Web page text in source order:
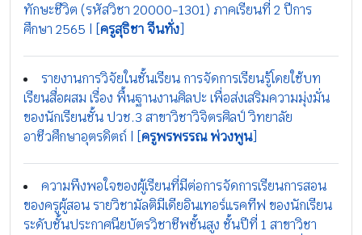
ทักษะชีวิต (รหัสวิชา 20000-1301) ภาคเรียนที่ 2 ปีการ
ศึกษา 2565 | [ ครูสุธิชา จีนทั่ง
รายงานการวิจัยในชั้นเรียน การจัดการเรียนรู้โดยใช้บท
เรียนสื่อผสม เรื่อง พื้นฐานงานศิลปะ เพื่อส่งเสริมความมุ่งมั่น
ของนักเรียนชั้น ปวช.3 สาขาวิชาวิจิตรศิลป์ วิทยาลัย
อาชีวศึกษาอุตรดิตถ์ | [ ครูพรพรรณ พ่วงพูน]
ความพึงพอใจของผู้เรียนที่มีต่อการจัดการเรียนการสอน
ของครูผู้สอน รายวิชามัลติมีเดียอินเทอร์แรคทีฟ ของนักเรียน
ระดับชั้นประกาศนียบัตรวิชาชีพชั้นสูง ชั้นปีที่ 1 สาขาวิชา